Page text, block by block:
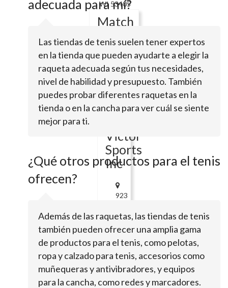
WI 53405
Match
Point
13300
DrElm
Grove,
WI
Victor
Sports
Inc
923
Bruner
60521
Kirhofer's
Sports,
adecuada para mí?
Las tiendas de tenis suelen tener expertos
en la tienda que pueden ayudarte a elegir la
raqueta adecuada según tus necesidades,
nivel de habilidad y presupuesto. También
puedes probar diferentes raquetas en la
tienda o en la cancha para ver cuál se siente
mejor para ti.
¿Qué otros productos para el tenis
ofrecen?
Además de las raquetas, las tiendas de tenis
también pueden ofrecer una amplia gama
de productos para el tenis, como pelotas,
ropa y calzado para tenis, accesorios como
muñequeras y antivibradores, y equipos
para la cancha, como redes y marcadores.